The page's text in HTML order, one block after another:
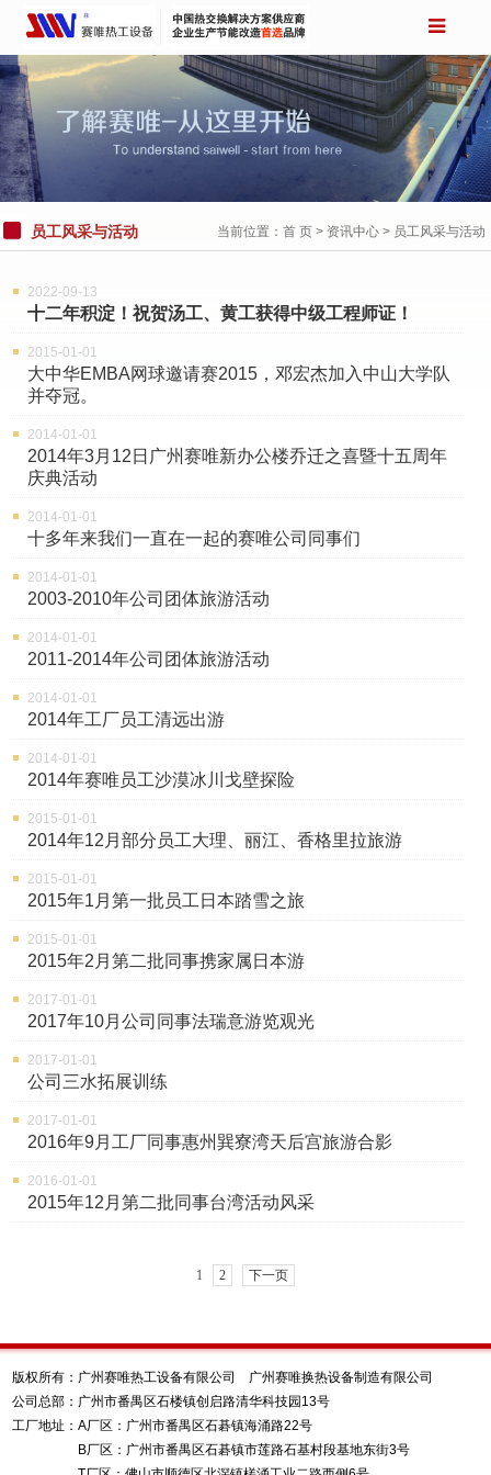
当前位置： 首 页 > 资讯中心 > 员工风采与活动
员工风采与活动
2022-09-13
十二年积淀！祝贺汤工、黄工获得中级工程师证！
2015-01-01
大中华EMBA网球邀请赛2015，邓宏杰加入中山大学队
并夺冠。
2014-01-01
2014年3月12日广州赛唯新办公楼乔迁之喜暨十五周年
庆典活动
2014-01-01
十多年来我们一直在一起的赛唯公司同事们
2014-01-01
2003-2010年公司团体旅游活动
2014-01-01
2011-2014年公司团体旅游活动
2014-01-01
2014年工厂员工清远出游
2014-01-01
2014年赛唯员工沙漠冰川戈壁探险
2015-01-01
2014年12月部分员工大理、丽江、香格里拉旅游
2015-01-01
2015年1月第一批员工日本踏雪之旅
2015-01-01
2015年2月第二批同事携家属日本游
2017-01-01
2017年10月公司同事法瑞意游览观光
2017-01-01
公司三水拓展训练
2017-01-01
2016年9月工厂同事惠州巽寮湾天后宫旅游合影
2016-01-01
2015年12月第二批同事台湾活动风采
1 2 下一页
版权所有：广州赛唯热工设备有限公司 广州赛唯换热设备制造有限公司
公司总部：广州市番禺区石楼镇创启路清华科技园13号
工厂地址：A厂区：广州市番禺区石碁镇海涌路22号
B厂区：广州市番禺区石碁镇市莲路石基村段基地东街3号